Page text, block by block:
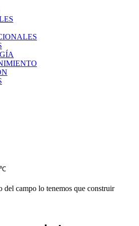
℃
del campo lo tenemos que construir